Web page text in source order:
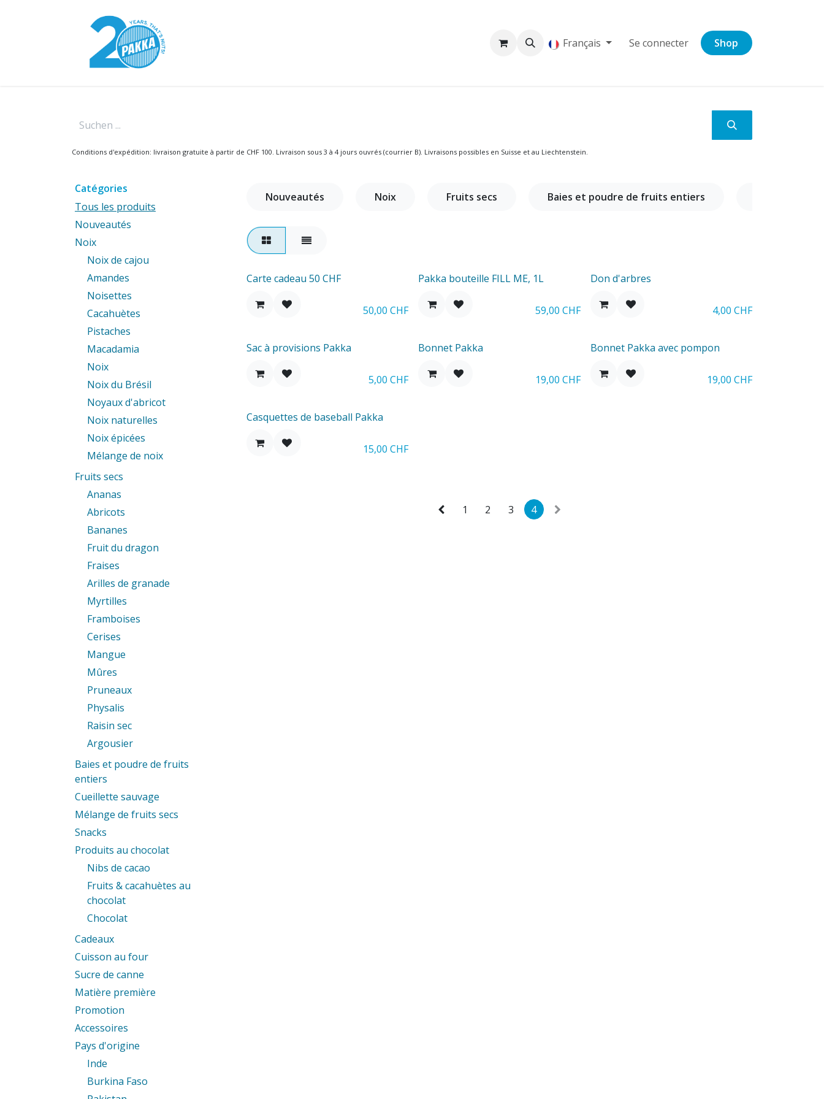
Clients professionnels Français Se connecter Shop
Conditions d'expédition: livraison gratuite à partir de CHF 100. Livraison sous 3 à 4 jours ouvrés (courrier B). Livraisons possibles en Suisse et au Liechtenstein.
Catégories
Tous les produits
Nouveautés
Noix
Noix de cajou
Amandes
Noisettes
Cacahuètes
Pistaches
Macadamia
Noix
Noix du Brésil
Noyaux d'abricot
Noix naturelles
Noix épicées
Mélange de noix
Fruits secs
Ananas
Abricots
Bananes
Fruit du dragon
Fraises
Arilles de granade
Myrtilles
Framboises
Cerises
Mangue
Mûres
Pruneaux
Physalis
Raisin sec
Argousier
Baies et poudre de fruits
entiers
Cueillette sauvage
Mélange de fruits secs
Snacks
Produits au chocolat
Nibs de cacao
Fruits & cacahuètes au
chocolat
Chocolat
Cadeaux
Cuisson au four
Sucre de canne
Matière première
Promotion
Accessoires
Pays d'origine
Inde
Burkina Faso
Nouveautés Noix Fruits secs Baies et poudre de fruits entiers
Carte cadeau 50 CHF
50,00 CHF
Pakka bouteille FILL ME, 1L
59,00 CHF
Don d'arbres
4,00 CHF
Sac à provisions Pakka
5,00 CHF
Bonnet Pakka
19,00 CHF
Bonnet Pakka avec pompon
19,00 CHF
Casquettes de baseball Pakka
15,00 CHF
1 2 3 4